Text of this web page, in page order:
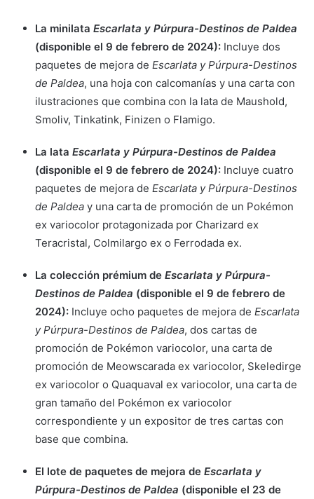
La minilata Escarlata y Púrpura-Destinos de Paldea
(disponible el 9 de febrero de 2024): Incluye dos
paquetes de mejora de Escarlata y Púrpura-Destinos
de Paldea, una hoja con calcomanías y una carta con
ilustraciones que combina con la lata de Maushold,
Smoliv, Tinkatink, Finizen o Flamigo.
La lata Escarlata y Púrpura-Destinos de Paldea
(disponible el 9 de febrero de 2024): Incluye cuatro
paquetes de mejora de Escarlata y Púrpura-Destinos
de Paldea y una carta de promoción de un Pokémon
ex variocolor protagonizada por Charizard ex
Teracristal, Colmilargo ex o Ferrodada ex.
La colección prémium de Escarlata y Púrpura-
Destinos de Paldea (disponible el 9 de febrero de
2024): Incluye ocho paquetes de mejora de Escarlata
y Púrpura-Destinos de Paldea, dos cartas de
promoción de Pokémon variocolor, una carta de
promoción de Meowscarada ex variocolor, Skeledirge
ex variocolor o Quaquaval ex variocolor, una carta de
gran tamaño del Pokémon ex variocolor
correspondiente y un expositor de tres cartas con
base que combina.
El lote de paquetes de mejora de Escarlata y
Púrpura-Destinos de Paldea (disponible el 23 de